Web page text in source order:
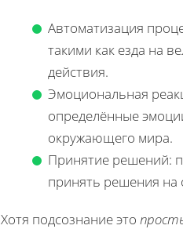
Автоматизация
такими как езда на
действия.
Эмоциональная
определённые
окружающего мира.
Принятие решений:
принять решения на
Хотя подсознание это